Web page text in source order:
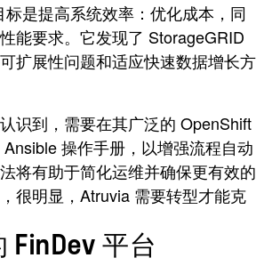
是提高系统效率：优化成本，同
能要求。它发现了 StorageGRID
扩展性问题和适应快速数据增长方
识到，需要在其广泛的 OpenShift
操作手册，以增强流程自动
将有助于简化运维并确保更有效的
很明显，Atruvia 需要转型才能克
FinDev 平台